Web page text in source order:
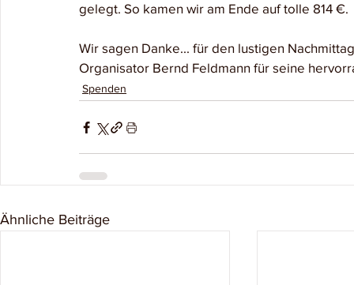
gelegt. So kamen wir am Ende auf tolle 814 €.
Wir sagen Danke... für den lustigen
Organisator Bernd Feldmann für seine
Spenden
Ähnliche Beiträge